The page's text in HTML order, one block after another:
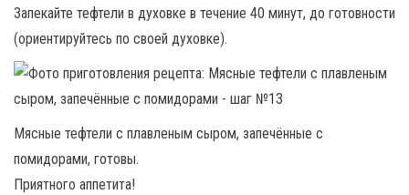
Запекайте тефтели в духовке в течение 40 минут, до готовности
(ориентируйтесь по своей духовке).
Мясные тефтели с плавленым сыром, запечённые с
помидорами, готовы.
Приятного аппетита!